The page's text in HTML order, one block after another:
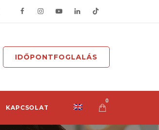
IDŐPONTFOGLALÁS
KAPCSOLAT
0